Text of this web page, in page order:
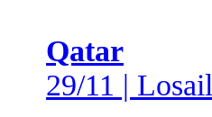
Qatar
29/11 | Losail